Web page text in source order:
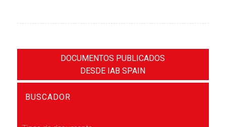
DOCUMENTOS PUBLICADOS
DESDE IAB SPAIN
BUSCADOR